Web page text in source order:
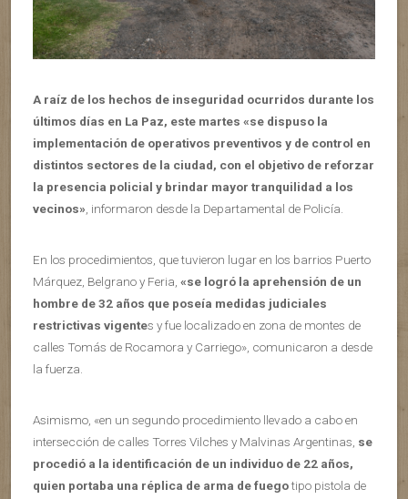
A raíz de los hechos de inseguridad ocurridos durante los
últimos días en La Paz, este martes «se dispuso la
implementación de operativos preventivos y de control en
distintos sectores de la ciudad, con el objetivo de reforzar
la presencia policial y brindar mayor tranquilidad a los
vecinos» , informaron desde la Departamental de Policía.
En los procedimientos, que tuvieron lugar en los barrios Puerto
Márquez, Belgrano y Feria, «se logró la aprehensión de un
hombre de 32 años que poseía medidas judiciales
restrictivas vigentes y fue localizado en zona de montes de
calles Tomás de Rocamora y Carriego», comunicaron a desde
la fuerza.
Asimismo, «en un segundo procedimiento llevado a cabo en
intersección de calles Torres Vilches y Malvinas Argentinas, se
procedió a la identificación de un individuo de 22 años,
quien portaba una réplica de arma de fuegotipo pistola de